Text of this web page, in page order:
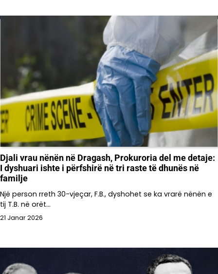
Djali vrau nënën në Dragash, Prokuroria del me detaje:
I dyshuari ishte i përfshirë në tri raste të dhunës në
familje
Një person rreth 30-vjeçar, F.B., dyshohet se ka vrarë nënën e
tij T.B. në orët…
21 Janar 2026